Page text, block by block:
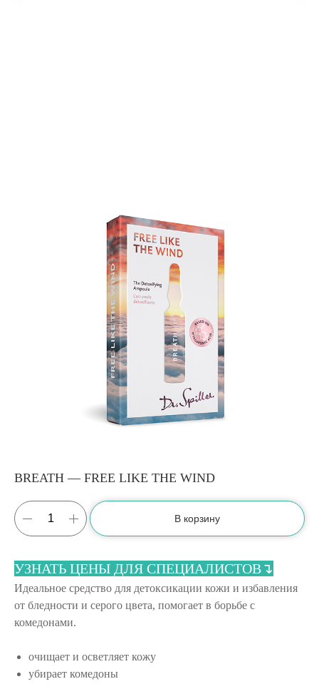
BREATH — FREE LIKE THE WIND
В корзину
УЗНАТЬ ЦЕНЫ ДЛЯ СПЕЦИАЛИСТОВ↴
Идеальное средство для детоксикации кожи и избавления
от бледности и серого цвета, помогает в борьбе с
комедонами.
очищает и осветляет кожу
убирает комедоны